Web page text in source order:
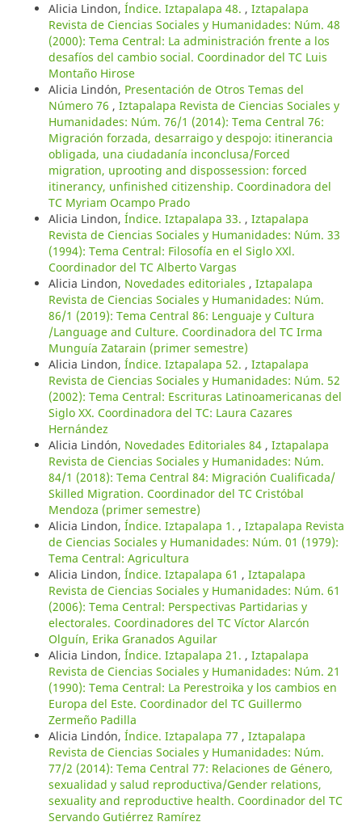
Alicia Lindon, Índice. Iztapalapa 48. , Iztapalapa
Revista de Ciencias Sociales y Humanidades: Núm. 48
(2000): Tema Central: La administración frente a los
desafíos del cambio social. Coordinador del TC Luis
Montaño Hirose
Alicia Lindón, Presentación de Otros Temas del
Número 76 , Iztapalapa Revista de Ciencias Sociales y
Humanidades: Núm. 76/1 (2014): Tema Central 76:
Migración forzada, desarraigo y despojo: itinerancia
obligada, una ciudadanía inconclusa/Forced
migration, uprooting and dispossession: forced
itinerancy, unfinished citizenship. Coordinadora del
TC Myriam Ocampo Prado
Alicia Lindon, Índice. Iztapalapa 33. , Iztapalapa
Revista de Ciencias Sociales y Humanidades: Núm. 33
(1994): Tema Central: Filosofía en el Siglo XXl.
Coordinador del TC Alberto Vargas
Alicia Lindon, Novedades editoriales , Iztapalapa
Revista de Ciencias Sociales y Humanidades: Núm.
86/1 (2019): Tema Central 86: Lenguaje y Cultura
/Language and Culture. Coordinadora del TC Irma
Munguía Zatarain (primer semestre)
Alicia Lindon, Índice. Iztapalapa 52. , Iztapalapa
Revista de Ciencias Sociales y Humanidades: Núm. 52
(2002): Tema Central: Escrituras Latinoamericanas del
Siglo XX. Coordinadora del TC: Laura Cazares
Hernández
Alicia Lindón, Novedades Editoriales 84 , Iztapalapa
Revista de Ciencias Sociales y Humanidades: Núm.
84/1 (2018): Tema Central 84: Migración Cualificada/
Skilled Migration. Coordinador del TC Cristóbal
Mendoza (primer semestre)
Alicia Lindon, Índice. Iztapalapa 1. , Iztapalapa Revista
de Ciencias Sociales y Humanidades: Núm. 01 (1979):
Tema Central: Agricultura
Alicia Lindon, Índice. Iztapalapa 61 , Iztapalapa
Revista de Ciencias Sociales y Humanidades: Núm. 61
(2006): Tema Central: Perspectivas Partidarias y
electorales. Coordinadores del TC Víctor Alarcón
Olguín, Erika Granados Aguilar
Alicia Lindon, Índice. Iztapalapa 21. , Iztapalapa
Revista de Ciencias Sociales y Humanidades: Núm. 21
(1990): Tema Central: La Perestroika y los cambios en
Europa del Este. Coordinador del TC Guillermo
Zermeño Padilla
Alicia Lindón, Índice. Iztapalapa 77 , Iztapalapa
Revista de Ciencias Sociales y Humanidades: Núm.
77/2 (2014): Tema Central 77: Relaciones de Género,
sexualidad y salud reproductiva/Gender relations,
sexuality and reproductive health. Coordinador del TC
Servando Gutiérrez Ramírez